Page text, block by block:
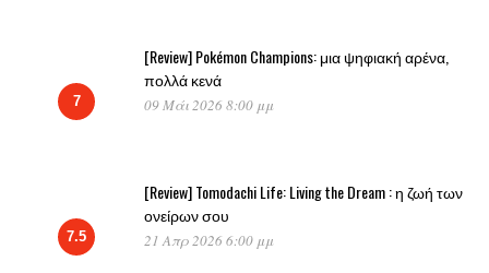
7
[Review] Pokémon Champions: μια ψηφιακή αρένα,
πολλά κενά
09 Μάι 2026 8:00 μμ
7.5
[Review] Tomodachi Life: Living the Dream : η ζωή των
ονείρων σου
21 Απρ 2026 6:00 μμ